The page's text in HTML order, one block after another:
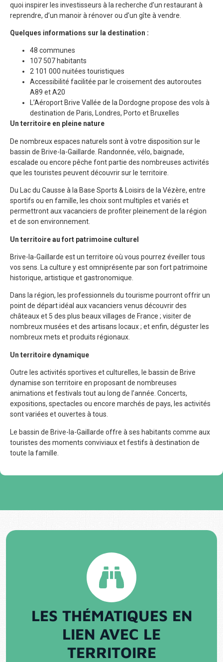
quoi inspirer les investisseurs à la recherche d’un restaurant à
reprendre, d’un manoir à rénover ou d’un gîte à vendre.
Quelques informations sur la destination :
48 communes
107 507 habitants
2 101 000 nuitées touristiques
Accessibilité facilitée par le croisement des autoroutes
A89 et A20
L’Aéroport Brive Vallée de la Dordogne propose des vols à
destination de Paris, Londres, Porto et Bruxelles
Un territoire en pleine nature
De nombreux espaces naturels sont à votre disposition sur le
bassin de Brive-la-Gaillarde. Randonnée, vélo, baignade,
escalade ou encore pêche font partie des nombreuses activités
que les touristes peuvent découvrir sur le territoire.
Du Lac du Causse à la Base Sports & Loisirs de la Vézère, entre
sportifs ou en famille, les choix sont multiples et variés et
permettront aux vacanciers de profiter pleinement de la région
et de son environnement.
Un territoire au fort patrimoine culturel
Brive-la-Gaillarde est un territoire où vous pourrez éveiller tous
vos sens. La culture y est omniprésente par son fort patrimoine
historique, artistique et gastronomique.
Dans la région, les professionnels du tourisme pourront offrir un
point de départ idéal aux vacanciers venus découvrir des
châteaux et 5 des plus beaux villages de France ; visiter de
nombreux musées et des artisans locaux ; et enfin, déguster les
nombreux mets et produits régionaux.
Un territoire dynamique
Outre les activités sportives et culturelles, le bassin de Brive
dynamise son territoire en proposant de nombreuses
animations et festivals tout au long de l’année. Concerts,
expositions, spectacles ou encore marchés de pays, les activités
sont variées et ouvertes à tous.
Le bassin de Brive-la-Gaillarde offre à ses habitants comme aux
touristes des moments conviviaux et festifs à destination de
toute la famille.
LES THÉMATIQUES EN
LIEN AVEC LE
TERRITOIRE